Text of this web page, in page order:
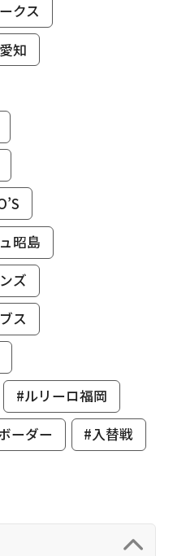
クス
知
昭島
ズ
ス
#ルリーロ福岡
ーダー #入替戦